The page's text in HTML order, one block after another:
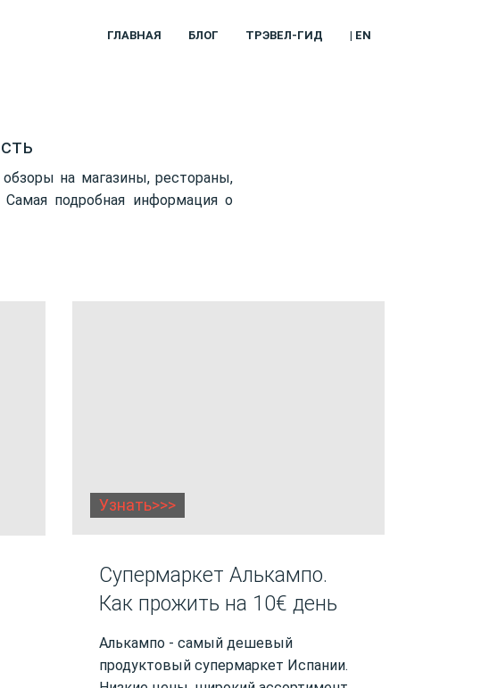
ГЛАВНАЯ БЛОГ ТРЭВЕЛ-ГИД | EN
на магазины, рестораны,
подробная информация о
Узнать>>>
Супермаркет Алькампо.
Как прожить на 10€ день
Алькампо - самый дешевый
продуктовый супермаркет Испании.